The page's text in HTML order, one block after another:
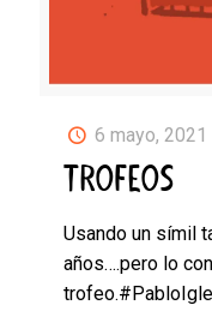
6 mayo, 2021
TROFEOS
Usando un símil
años….pero lo